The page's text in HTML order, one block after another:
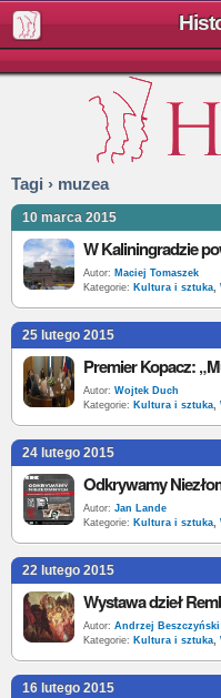
Tagi › muzea
10 marca 2015
W Kaliningradzie
Autor: Maciej Tomaszek
Kategorie: Kultura i sztuka,
25 lutego 2015
Autor: Wojtek Duch
Kategorie: Kultura i sztuka,
24 lutego 2015
Autor: Jan Lande
Kategorie: Kultura i sztuka,
22 lutego 2015
Autor: Andrzej Beszczyński
Kategorie: Kultura i sztuka,
16 lutego 2015